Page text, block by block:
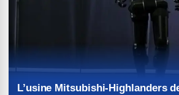
L’usine Mitsubishi-Highlanders